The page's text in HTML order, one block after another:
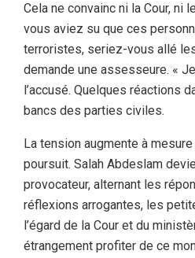
Cela ne convainc ni la Cour, ni
vous aviez su que ces
terroristes, seriez-vous allé
demande une assesseure. «
l’accusé. Quelques réactions
bancs des parties civiles.
La tension augmente à
poursuit. Salah Abdeslam
provocateur, alternant les
réflexions arrogantes, les
l’égard de la Cour et du
étrangement profiter de ce